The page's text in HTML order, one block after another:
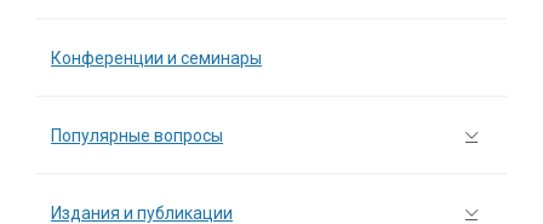
Конференции и семинары
Популярные вопросы
Издания и публикации